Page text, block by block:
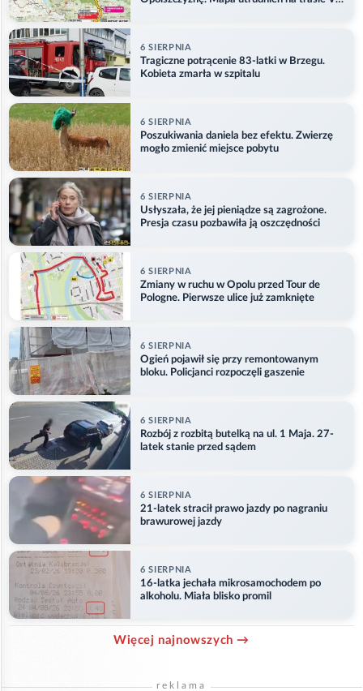
6 SIERPNIA
Tragiczne potrącenie 83-latki w Brzegu.
Kobieta zmarła w szpitalu
6 SIERPNIA
Poszukiwania daniela bez efektu. Zwierzę
mogło zmienić miejsce pobytu
6 SIERPNIA
Usłyszała, że jej pieniądze są zagrożone.
Presja czasu pozbawiła ją oszczędności
6 SIERPNIA
Zmiany w ruchu w Opolu przed Tour de
Pologne. Pierwsze ulice już zamknięte
6 SIERPNIA
Ogień pojawił się przy remontowanym
bloku. Policjanci rozpoczęli gaszenie
6 SIERPNIA
Rozbój z rozbitą butelką na ul. 1 Maja. 27-
latek stanie przed sądem
6 SIERPNIA
21-latek stracił prawo jazdy po nagraniu
brawurowej jazdy
6 SIERPNIA
16-latka jechała mikrosamochodem po
alkoholu. Miała blisko promil
Więcej najnowszych →
reklama